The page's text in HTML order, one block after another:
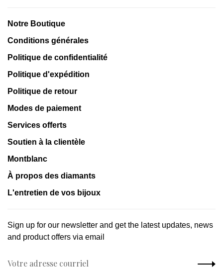
Notre Boutique
Conditions générales
Politique de confidentialité
Politique d'expédition
Politique de retour
Modes de paiement
Services offerts
Soutien à la clientèle
Montblanc
À propos des diamants
L'entretien de vos bijoux
Sign up for our newsletter and get the latest updates, news
and product offers via email